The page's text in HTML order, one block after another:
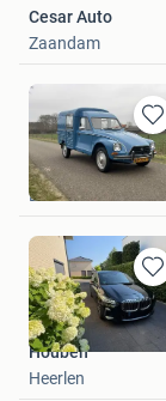
Cesar Auto
Zaandam
in
Mijn
EW
Lettele
in
Mijn
Houben
Heerlen